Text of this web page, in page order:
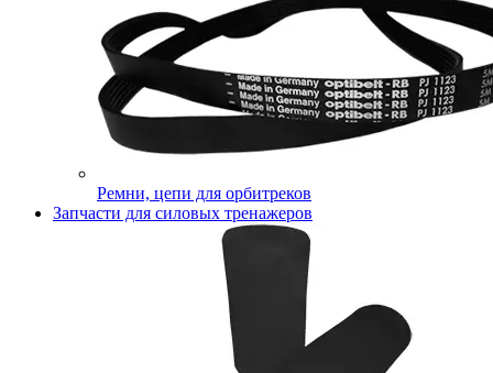
Ремни, цепи для орбитреков
Запчасти для силовых тренажеров